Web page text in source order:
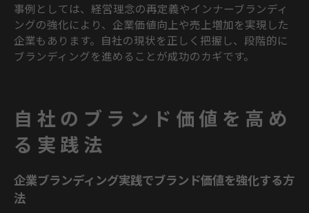
事例としては、経営理念の再定義やインナーブランディ
ングの強化により、企業価値向上や売上増加を実現した
企業もあります。自社の現状を正しく把握し、段階的に
ブランディングを進めることが成功のカギです。
自社のブランド価値を高め
る実践法
企業ブランディング実践でブランド価値を強化する方
法